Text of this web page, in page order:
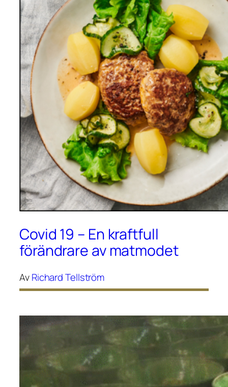
Covid 19 – En kraftfull
förändrare av matmodet
AvRichard Tellström